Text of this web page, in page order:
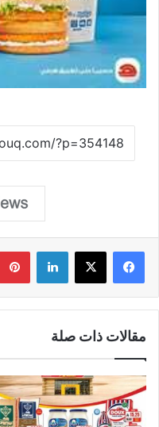
لينكدإن
مقالات ذات صلة